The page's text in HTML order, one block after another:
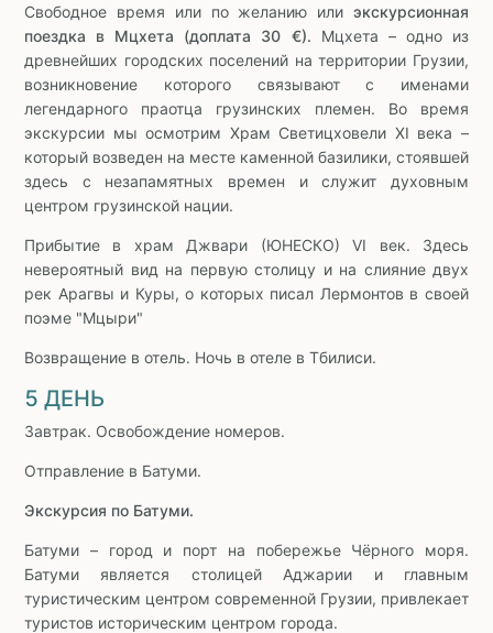
Свободное время или по желанию или экскурсионная
поездка в Мцхета (доплата 30 €). Мцхета – одно из
древнейших городских поселений на территории Грузии,
возникновение которого связывают с именами
легендарного праотца грузинских племен. Во время
экскурсии мы осмотрим Храм Светицховели XI века –
который возведен на месте каменной базилики, стоявшей
здесь с незапамятных времен и служит духовным
центром грузинской нации.
Прибытие в храм Джвари (ЮНЕСКО) VI век. Здесь
невероятный вид на первую столицу и на слияние двух
рек Арагвы и Куры, о которых писал Лермонтов в своей
поэме "Мцыри"
Возвращение в отель. Ночь в отеле в Тбилиси.
5 ДЕНЬ
Завтрак. Освобождение номеров.
Отправление в Батуми.
Экскурсия по Батуми.
Батуми – город и порт на побережье Чёрного моря.
Батуми является столицей Аджарии и главным
туристическим центром современной Грузии, привлекает
туристов историческим центром города.